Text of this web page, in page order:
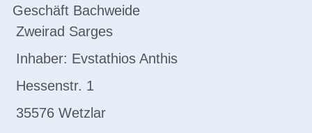
Geschäft Bachweide
Zweirad Sarges
Inhaber: Evstathios Anthis
Hessenstr. 1
35576 Wetzlar